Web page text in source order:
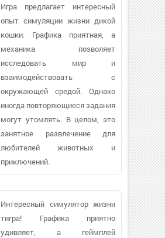
Игра предлагает интересный
опыт симуляции жизни дикой
кошки. Графика приятная, а
механика позволяет
исследовать мир и
взаимодействовать с
окружающей средой. Однако
иногда повторяющиеся задания
могут утомлять. В целом, это
занятное развлечение для
любителей животных и
приключений.
Интересный симулятор жизни
тигра! Графика приятно
удивляет, а геймплей